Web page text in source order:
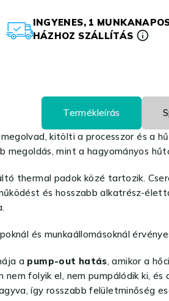
INGYENES, 1
HÁZHOZ SZÁLLÍTÁS
Termékleírás
kitölti a processzor és a
mint a hagyományos
thermal padok közé tartozik.
és hosszabb alkatrész-
és munkaállomásoknál
a pump-out hatás, amikor a
folyik el, nem pumpálódik ki,
így rosszabb felületminőség